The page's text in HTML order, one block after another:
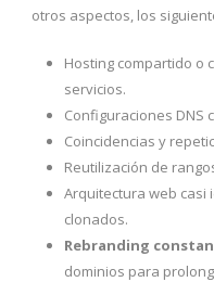
otros aspectos, los
Hosting compartido o
servicios.
Configuraciones DNS
Coincidencias y
Reutilización de
Arquitectura web casi
clonados.
Rebranding
dominios para